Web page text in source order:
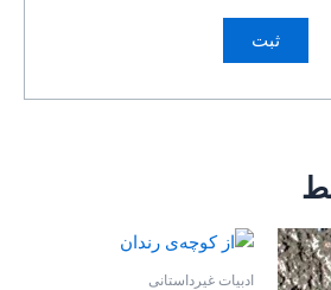
ادبیات غیرداستانی